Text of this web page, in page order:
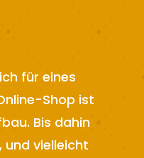
für eines
Shop ist
Bis dahin
und vielleicht